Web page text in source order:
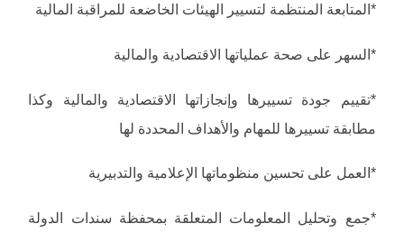
*المتابعة المنتظمة لتسيير الهيئات الخاضعة للمراقبة المالية
*السهر على صحة عملياتها الاقتصادية والمالية
*تقييم جودة تسييرها وإنجازاتها الاقتصادية والمالية وكذا
مطابقة تسييرها للمهام والأهداف المحددة لها
*العمل على تحسين منظوماتها الإعلامية والتدبيرية
*جمع وتحليل المعلومات المتعلقة بمحفظة سندات الدولة